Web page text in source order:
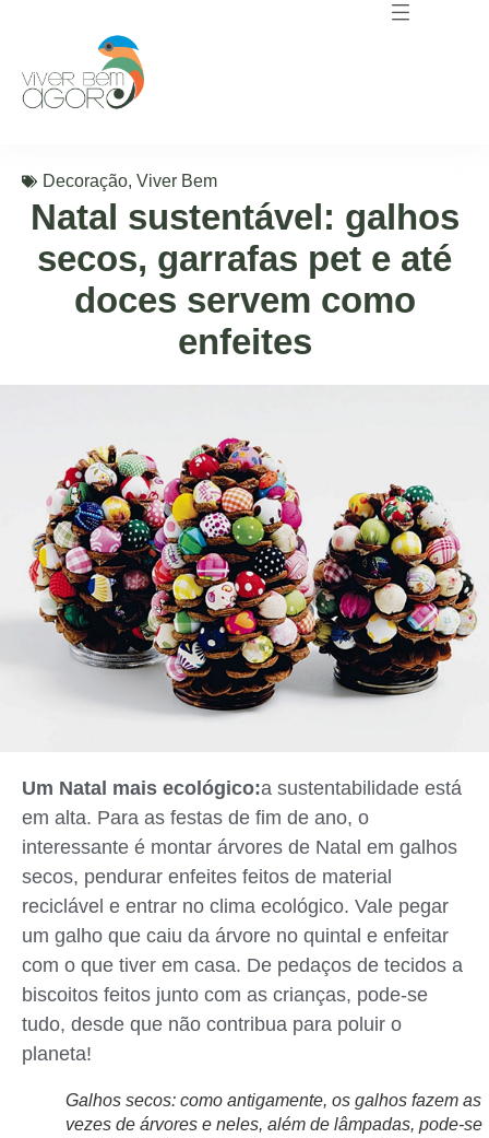
Decoração, Viver Bem
Natal sustentável: galhos
secos, garrafas pet e até
doces servem como
enfeites
Um Natal mais ecológico:a sustentabilidade está
em alta. Para as festas de fim de ano, o
interessante é montar árvores de Natal em galhos
secos, pendurar enfeites feitos de material
reciclável e entrar no clima ecológico. Vale pegar
um galho que caiu da árvore no quintal e enfeitar
com o que tiver em casa. De pedaços de tecidos a
biscoitos feitos junto com as crianças, pode-se
tudo, desde que não contribua para poluir o
planeta!
Galhos secos: como antigamente, os galhos fazem as
vezes de árvores e neles, além de lâmpadas, pode-se